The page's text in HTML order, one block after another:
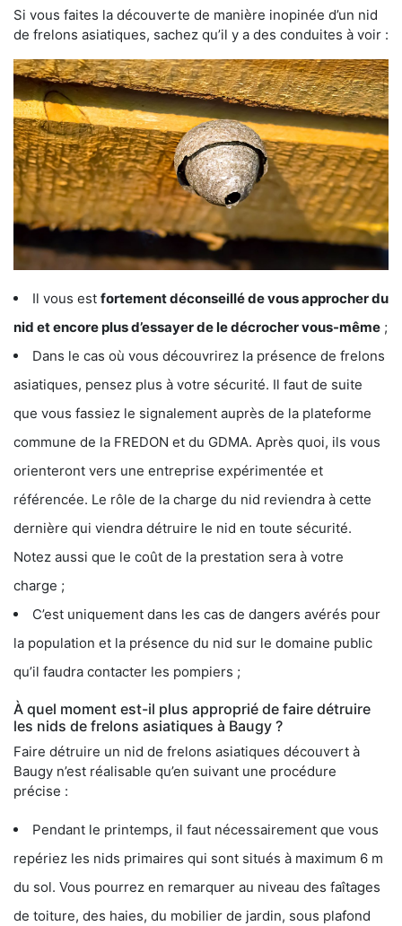
Si vous faites la découverte de manière inopinée d’un nid
de frelons asiatiques, sachez qu’il y a des conduites à voir :
Il vous est fortement déconseillé de vous approcher du
nid et encore plus d’essayer de le décrocher vous-même ;
Dans le cas où vous découvrirez la présence de frelons
asiatiques, pensez plus à votre sécurité. Il faut de suite
que vous fassiez le signalement auprès de la plateforme
commune de la FREDON et du GDMA. Après quoi, ils vous
orienteront vers une entreprise expérimentée et
référencée. Le rôle de la charge du nid reviendra à cette
dernière qui viendra détruire le nid en toute sécurité.
Notez aussi que le coût de la prestation sera à votre
charge ;
C’est uniquement dans les cas de dangers avérés pour
la population et la présence du nid sur le domaine public
qu’il faudra contacter les pompiers ;
À quel moment est-il plus approprié de faire détruire
les nids de frelons asiatiques à Baugy ?
Faire détruire un nid de frelons asiatiques découvert à
Baugy n’est réalisable qu’en suivant une procédure
précise :
Pendant le printemps, il faut nécessairement que vous
repériez les nids primaires qui sont situés à maximum 6 m
du sol. Vous pourrez en remarquer au niveau des faîtages
de toiture, des haies, du mobilier de jardin, sous plafond